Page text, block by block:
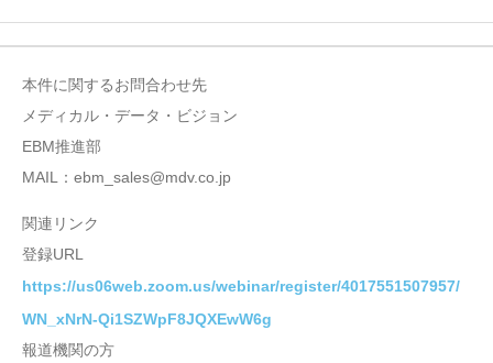
本件に関するお問合わせ先
メディカル・データ・ビジョン
EBM推進部
MAIL：ebm_sales@mdv.co.jp
関連リンク
登録URL
https://us06web.zoom.us/webinar/register/4017551507957/
WN_xNrN-Qi1SZWpF8JQXEwW6g
報道機関の方